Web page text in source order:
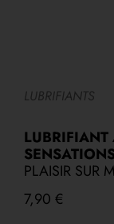
LUBRIFIANTS
LUBRIFIANT
PLAISIR SUR
7,90 €